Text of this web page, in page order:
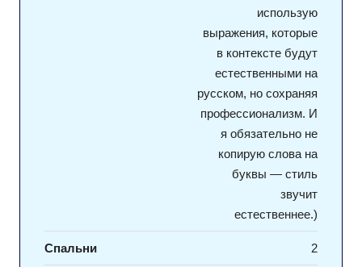
использую
выражения, которые
в контексте будут
естественными на
русском, но сохраняя
профессионализм. И
я обязательно не
копирую слова на
буквы — стиль
звучит
естественнее.)
Спальни 2